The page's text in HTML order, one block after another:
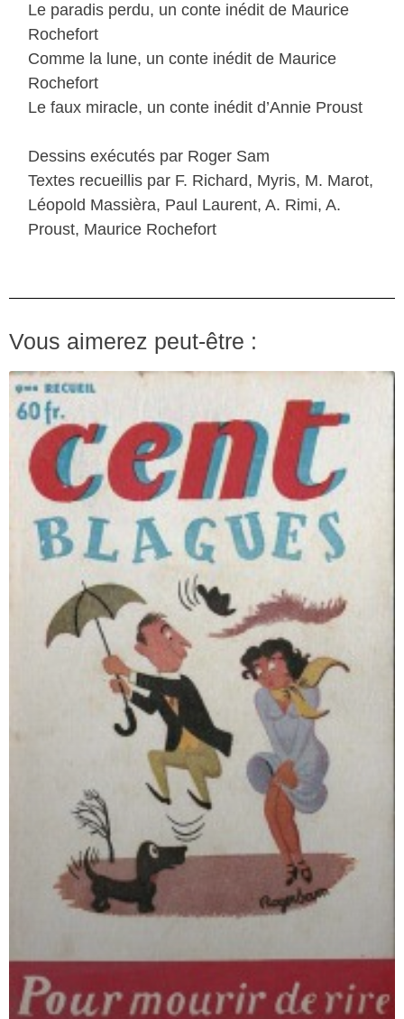
Le paradis perdu, un conte inédit de Maurice
Rochefort
Comme la lune, un conte inédit de Maurice
Rochefort
Le faux miracle, un conte inédit d’Annie Proust
Dessins exécutés par Roger Sam
Textes recueillis par F. Richard, Myris, M. Marot,
Léopold Massièra, Paul Laurent, A. Rimi, A.
Proust, Maurice Rochefort
Vous aimerez peut-être :